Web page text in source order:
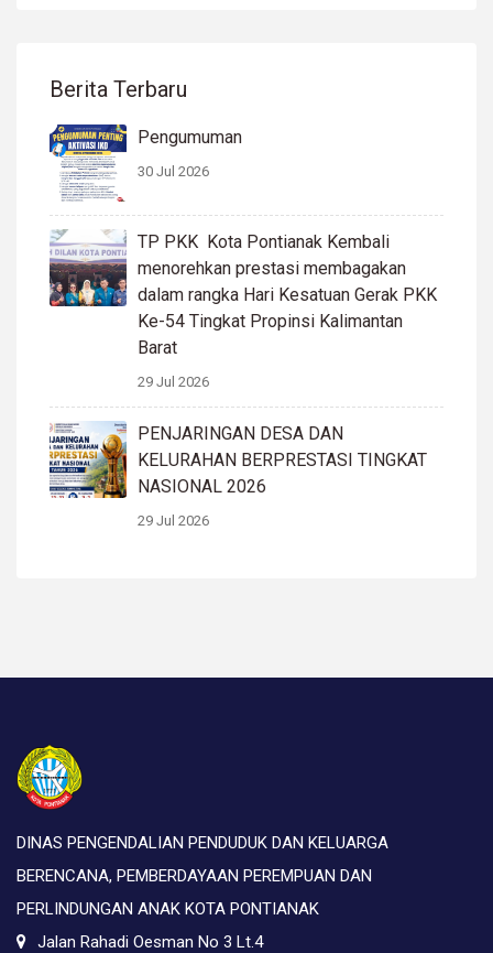
Berita Terbaru
Pengumuman
30 Jul 2026
TP PKK Kota Pontianak Kembali
menorehkan prestasi membagakan
dalam rangka Hari Kesatuan Gerak PKK
Ke-54 Tingkat Propinsi Kalimantan
Barat
29 Jul 2026
PENJARINGAN DESA DAN
KELURAHAN BERPRESTASI TINGKAT
NASIONAL 2026
29 Jul 2026
DINAS PENGENDALIAN PENDUDUK DAN KELUARGA
BERENCANA, PEMBERDAYAAN PEREMPUAN DAN
PERLINDUNGAN ANAK KOTA PONTIANAK
Jalan Rahadi Oesman No 3 Lt.4